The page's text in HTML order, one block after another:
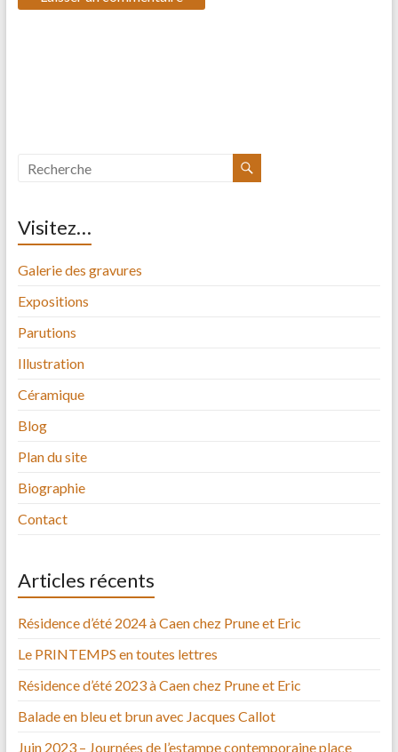
Visitez…
Galerie des gravures
Expositions
Parutions
Illustration
Céramique
Blog
Plan du site
Biographie
Contact
Articles récents
Résidence d’été 2024 à Caen chez Prune et Eric
Le PRINTEMPS en toutes lettres
Résidence d’été 2023 à Caen chez Prune et Eric
Balade en bleu et brun avec Jacques Callot
Juin 2023 – Journées de l’estampe contemporaine place